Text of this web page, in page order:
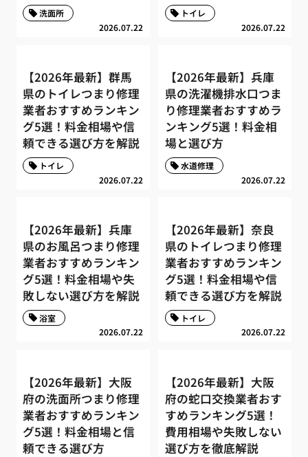
2026.07.22
洗面所
2026.07.22
トイレ
【2026年最新】群馬
県のトイレつまり修理
業者おすすめランキン
グ5選！料金相場や信
頼できる選び方を解説
2026.07.22
トイレ
【2026年最新】兵庫
県の洗濯機排水口つま
り修理業者おすすめラ
ンキング5選！料金相
場と選び方
2026.07.22
水道修理
【2026年最新】兵庫
県のお風呂つまり修理
業者おすすめランキン
グ5選！料金相場や失
敗しない選び方を解説
2026.07.22
浴室
【2026年最新】奈良
県のトイレつまり修理
業者おすすめランキン
グ5選！料金相場や信
頼できる選び方を解説
2026.07.22
トイレ
【2026年最新】大阪
府の洗面所つまり修理
業者おすすめランキン
グ5選！料金相場と信
頼できる選び方
【2026年最新】大阪
府の蛇口交換業者おす
すめランキング5選！
費用相場や失敗しない
選び方を徹底解説